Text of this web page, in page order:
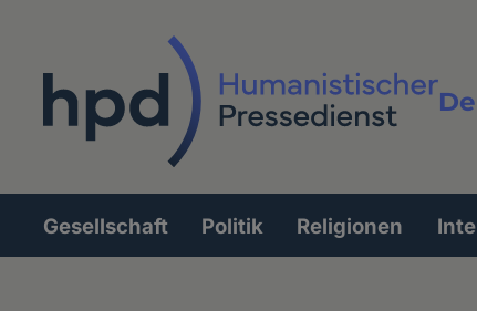
Hauptnavigation
Gesellschaft Politik Religionen